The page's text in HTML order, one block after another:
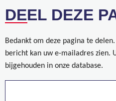
DEEL DEZE
Bedankt om deze pagina te
bericht kan uw e-mailadres zien.
bijgehouden in onze database.